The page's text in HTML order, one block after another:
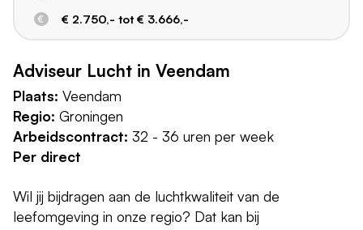
€ 2.750,- tot € 3.666,-
Adviseur Lucht in Veendam
Plaats: Veendam
Regio: Groningen
Arbeidscontract: 32 - 36 uren per week
Per direct
Wil jij bijdragen aan de luchtkwaliteit van de
leefomgeving in onze regio? Dat kan bij